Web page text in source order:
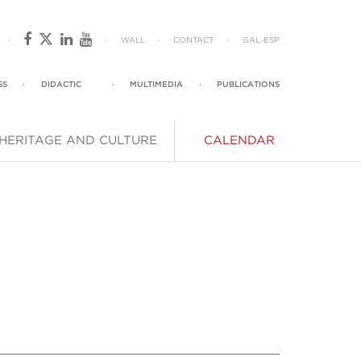
· · WALL · CONTACT · GAL- ESP
· DIDACTIC · MULTIMEDIA · PUBLICATIONS
HERITAGE AND CULTURE CALENDAR